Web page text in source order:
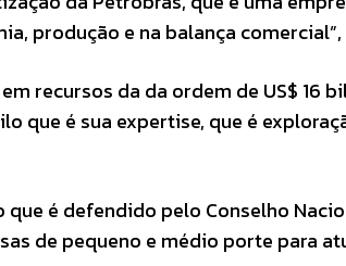
produção e na balança
recursos da da ordem de US$ 16
que é sua expertise, que é
é defendido pelo Conselho
de pequeno e médio porte para